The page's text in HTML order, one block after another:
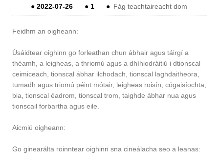
● 2022-07-26 ● 1 ● Fág teachtaireacht dom
Feidhm an oigheann:
Úsáidtear oighinn go forleathan chun ábhair agus táirgí a
théamh, a leigheas, a thriomú agus a dhíhiodráitiú i dtionscal
ceimiceach, tionscal ábhar ilchodach, tionscal laghdaitheora,
tumadh agus triomú péint mótair, leigheas roisín, cógaisíochta,
bia, tionscal éadrom, tionscal trom, taighde ábhar nua agus
tionscail forbartha agus eile.
Aicmiú oigheann:
Go ginearálta roinntear oighinn sna cineálacha seo a leanas: